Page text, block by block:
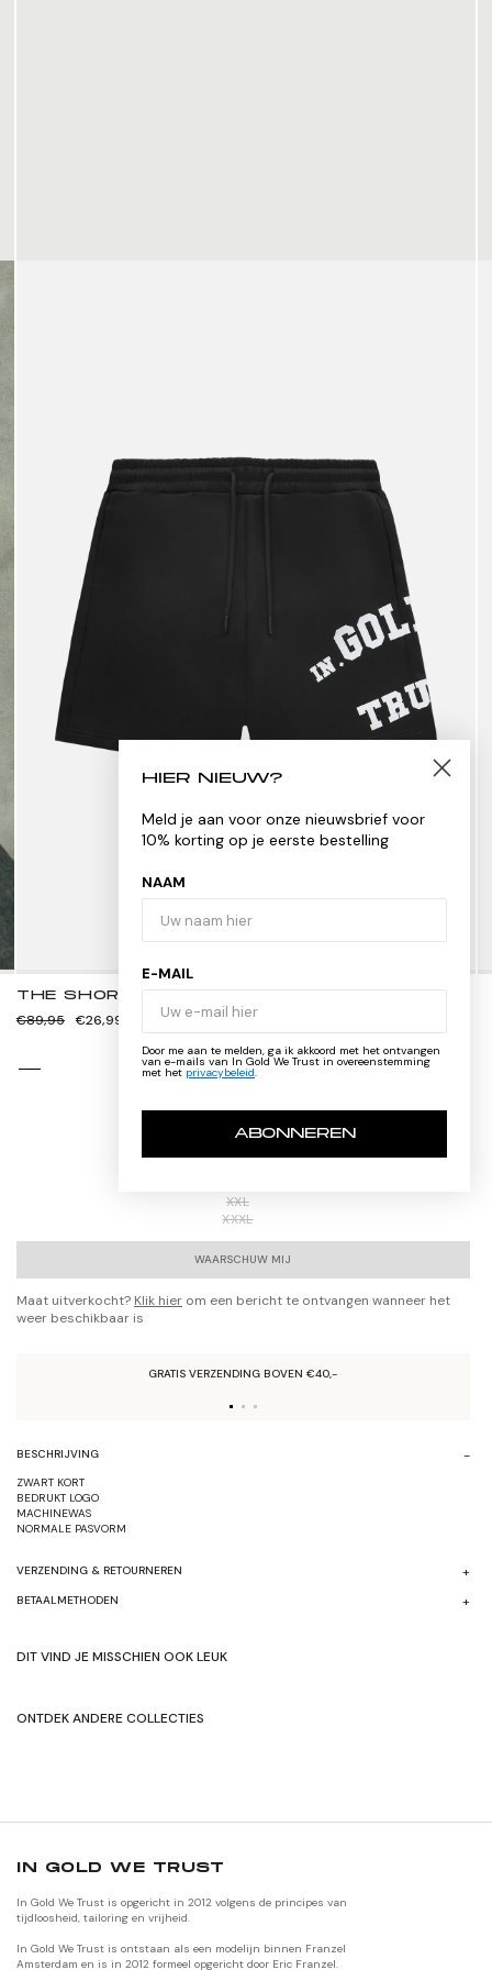
THE SHORTER BLACK
Normale
€89,95 Verkoopprijs
€26,99
XS
S
XXL
XXXL
WAARSCHUW MIJ
Maat uitverkocht? Klik hier om een bericht te ontvangen wanneer het
weer beschikbaar is
GRATIS VERZENDING BOVEN €40,-
BESCHRIJVING
ZWART KORT
BEDRUKT LOGO
MACHINEWAS
NORMALE PASVORM
VERZENDING & RETOURNEREN
BETAALMETHODEN
DIT VIND JE MISSCHIEN OOK LEUK
ONTDEK ANDERE COLLECTIES
IN GOLD WE TRUST
In Gold We Trust is opgericht in 2012 volgens de principes van
tijdloosheid, tailoring en vrijheid.
In Gold We Trust is ontstaan als een modelijn binnen Franzel
Amsterdam en is in 2012 formeel opgericht door Eric Franzel.
HIER NIEUW?
Meld je aan voor onze nieuwsbrief voor
10% korting op je eerste bestelling
NAAM
E-MAIL
Door me aan te melden, ga ik akkoord met het ontvangen
van e-mails van In Gold We Trust in overeenstemming
met het privacybeleid
ABONNEREN